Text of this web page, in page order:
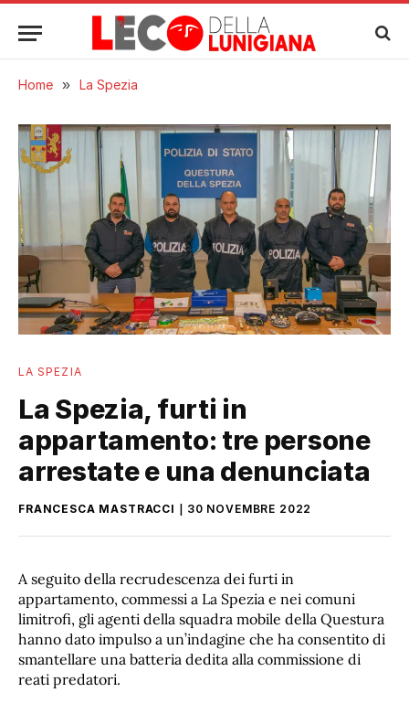
Home » La Spezia
LA SPEZIA
La Spezia, furti in
appartamento: tre persone
arrestate e una denunciata
FRANCESCA MASTRACCI 30 NOVEMBRE 2022
A seguito della recrudescenza dei furti in
appartamento, commessi a La Spezia e nei comuni
limitrofi, gli agenti della squadra mobile della Questura
hanno dato impulso a un’indagine che ha consentito di
smantellare una batteria dedita alla commissione di
reati predatori.